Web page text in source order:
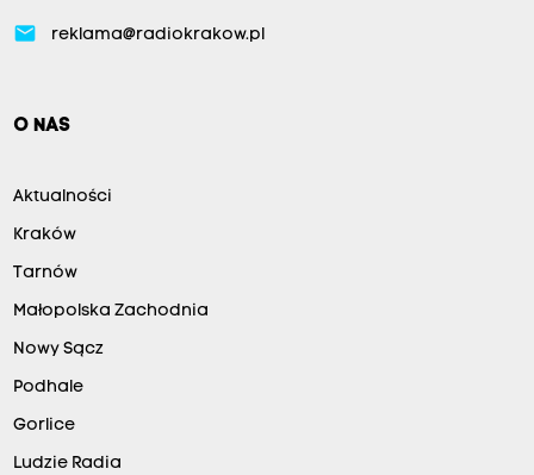
email reklama@radiokrakow.pl
O NAS
Aktualności
Kraków
Tarnów
Małopolska Zachodnia
Nowy Sącz
Podhale
Gorlice
Ludzie Radia